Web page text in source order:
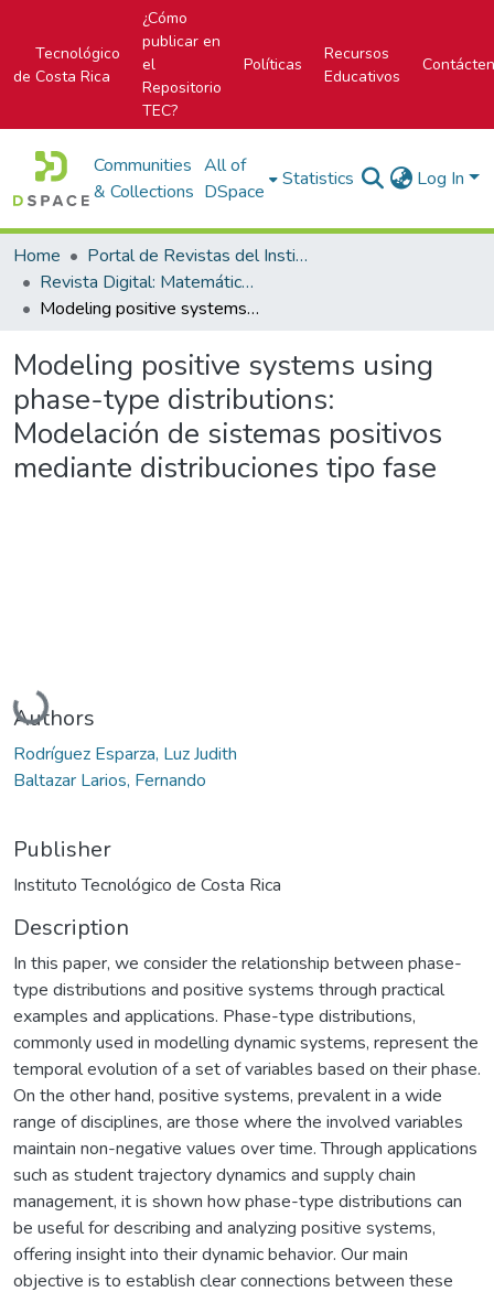
Tecnológico
de Costa Rica
¿Cómo
publicar en
el
Repositorio
TEC?
Políticas
Recursos
Educativos
Communities
& Collections
All of
DSpace
Statistics Log In
Home
Portal de Revistas del Instituto Tecnológico de Costa Rica
Revista Digital: Matemática, Educación e Internet
Modeling positive systems using phase-type distributions: Modelación de sistemas positivos mediante distribuciones tipo fase
Modeling positive systems using
phase-type distributions:
Modelación de sistemas positivos
mediante distribuciones tipo fase
Loading...
Authors
Rodríguez Esparza, Luz Judith
Baltazar Larios, Fernando
Publisher
Instituto Tecnológico de Costa Rica
Description
In this paper, we consider the relationship between phase-
type distributions and positive systems through practical
examples and applications. Phase-type distributions,
commonly used in modelling dynamic systems, represent the
temporal evolution of a set of variables based on their phase.
On the other hand, positive systems, prevalent in a wide
range of disciplines, are those where the involved variables
maintain non-negative values over time. Through applications
such as student trajectory dynamics and supply chain
management, it is shown how phase-type distributions can
be useful for describing and analyzing positive systems,
offering insight into their dynamic behavior. Our main
objective is to establish clear connections between these